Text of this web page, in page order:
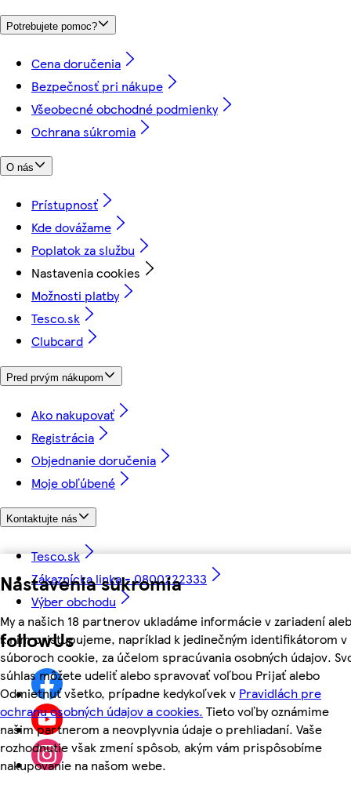
Nastavenia súkromia
My a našich 18 partnerov ukladáme informácie v zariadení
k nim pristupujeme, napríklad k jedinečným identifikátorom v
súboroch cookie, za účelom spracúvania osobných údajov.
súhlas môžete udeliť alebo spravovať voľbou Prijať alebo
Odmietnuť všetko, prípadne kedykoľvek v Pravidlách pre
ochranu osobných údajov a cookies. Tieto voľby oznámime
našim partnerom a neovplyvnia údaje o prehliadaní. Vaše
rozhodnutie však zmení spôsob, akým vám prispôsobíme
nakupovanie na našom webe.
Potrebujete pomoc?
Cena doručenia
Bezpečnosť pri nákupe
Všeobecné obchodné podmienky
Ochrana súkromia
O nás
Prístupnosť
Kde dovážame
Poplatok za službu
Nastavenia cookies
Možnosti platby
Tesco.sk
Clubcard
Pred prvým nákupom
Ako nakupovať
Registrácia
Objednanie doručenia
Moje obľúbené
Kontaktujte nás
Tesco.sk
Zákaznícka linka - 0800222333
Výber obchodu
followUs